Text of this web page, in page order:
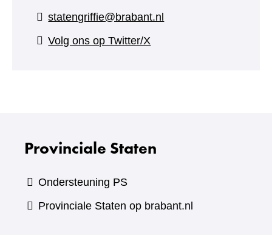
statengriffie@brabant.nl
Volg ons op Twitter/X
Provinciale Staten
Ondersteuning PS
Provinciale Staten op brabant.nl